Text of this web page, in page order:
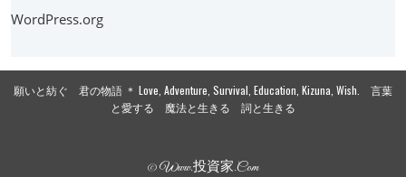
WordPress.org
願いと紡ぐ 君の物語 ＊ Love, Adventure, Survival, Education, Kizuna, Wish. 言葉
と愛する 魔法と生きる 詞と生きる
© Www.投資家.com